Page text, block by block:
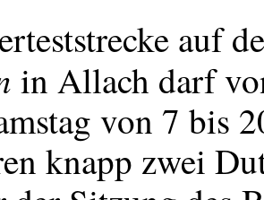
auf
in Allach darf
von 7 bis
knapp zwei